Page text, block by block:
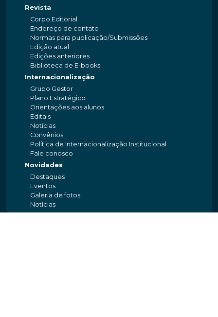
Revista
Corpo Editorial
Endereço de contato
Normas para publicação/Submissões
Edição atual
Edições anteriores
Biblioteca de E-books
Internacionalização
Grupo Gestor
Plano Estratégico
Orientações aos alunos
Editais
Notícias
Convênios
Política de Internacionalização Institucional
Fale conosco
Novidades
Destaques
Eventos
Galeria de fotos
Notícias